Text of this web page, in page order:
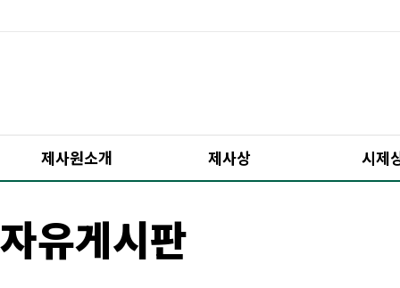
제사원소개 제사상 시제
자유게시판